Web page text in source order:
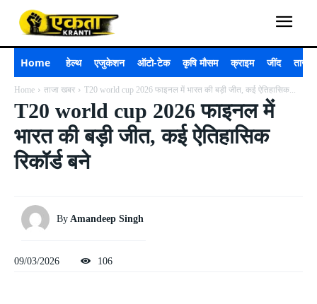
Home हेल्थ एजुकेशन ऑटो-टेक कृषि मौसम क्राइम जींद ताजा
Home ताजा खबर T20 world cup 2026 फाइनल में भारत की बड़ी जीत, कई ऐतिहासिक...
T20 world cup 2026 फाइनल में
भारत की बड़ी जीत, कई ऐतिहासिक
रिकॉर्ड बने
By Amandeep Singh
09/03/2026 106